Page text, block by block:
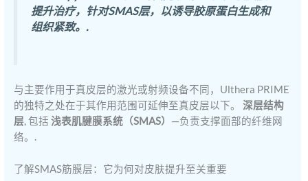
提升治疗，针对SMAS层，以诱导胶原蛋白生成和
组织紧致。.
与主要作用于真皮层的激光或射频设备不同，Ulthera PRIME
的独特之处在于其作用范围可延伸至真皮层以下。深层结构
层, 包括浅表肌腱膜系统（SMAS） —负责支撑面部的纤维网
络。.
了解SMAS筋膜层：它为何对皮肤提升至关重要